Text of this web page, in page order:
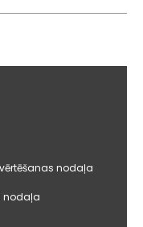
nodaļa
nodaļa